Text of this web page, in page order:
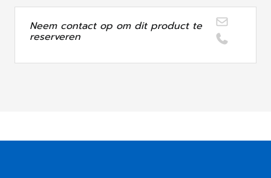
Neem contact op om dit product te
reserveren